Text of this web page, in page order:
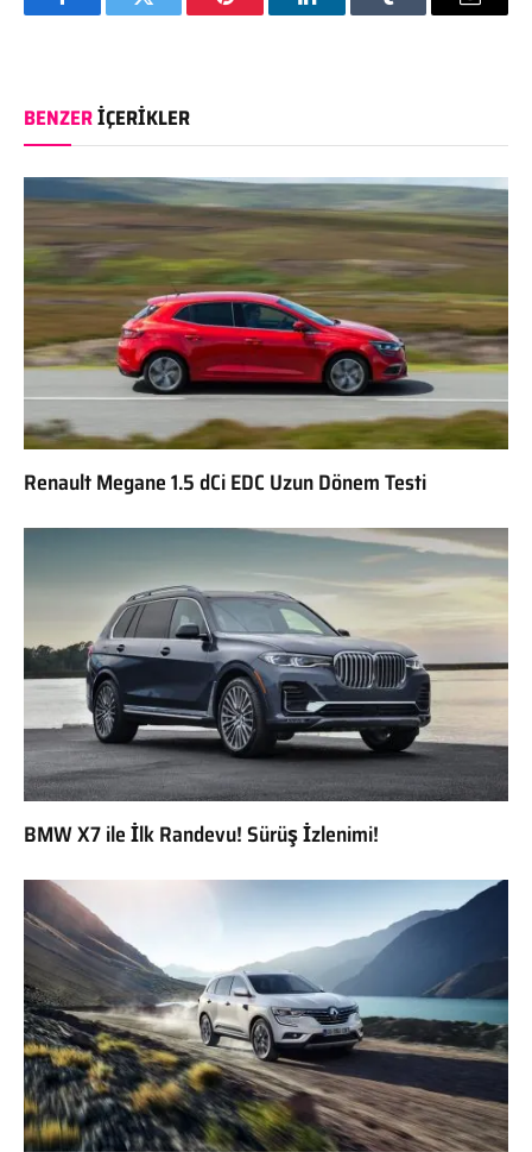
FacebookTwitter Pinterest LinkedInTumblr Email
BENZERİÇERIKLER
Renault Megane 1.5 dCi EDC Uzun Dönem Testi
BMW X7 ile İlk Randevu! Sürüş İzlenimi!